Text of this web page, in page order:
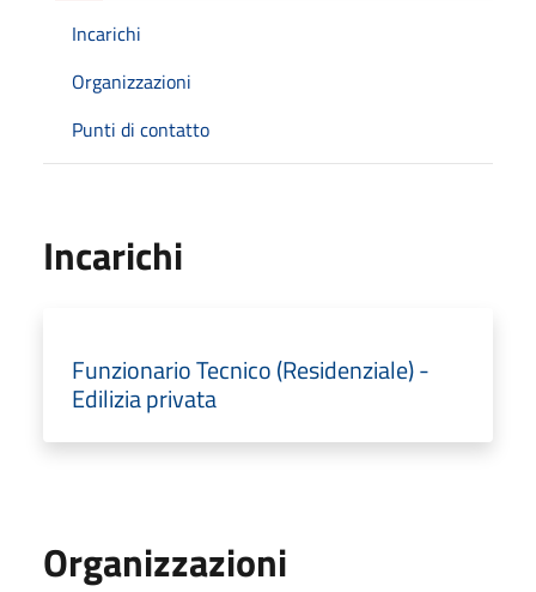
Incarichi
Organizzazioni
Punti di contatto
Incarichi
Funzionario Tecnico (Residenziale) -
Edilizia privata
Organizzazioni